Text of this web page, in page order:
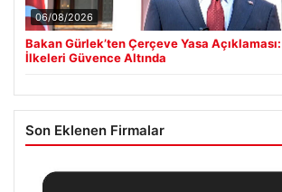
06/08/2026
Bakan Gürlek’ten Çerçeve Yasa
İlkeleri Güvence Altında
Son Eklenen Firmalar